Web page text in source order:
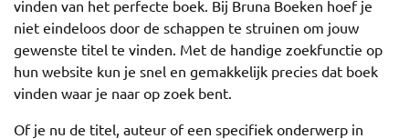
vinden van het perfecte boek. Bij Bruna Boeken hoef je
niet eindeloos door de schappen te struinen om jouw
gewenste titel te vinden. Met de handige zoekfunctie op
hun website kun je snel en gemakkelijk precies dat boek
vinden waar je naar op zoek bent.
Of je nu de titel, auteur of een specifiek onderwerp in